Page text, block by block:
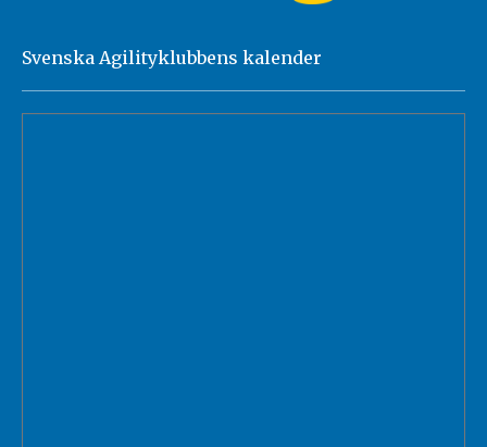
Svenska Agilityklubbens kalender